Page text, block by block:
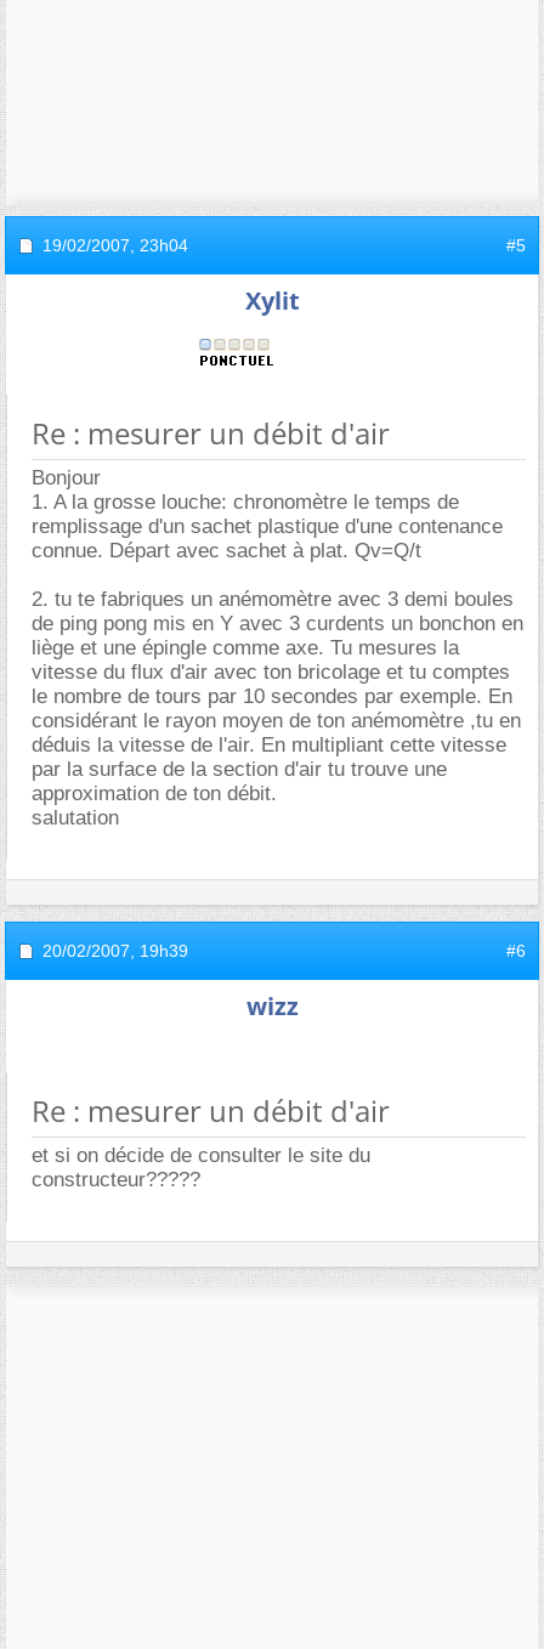
19/02/2007, 23h04 #5
Xylit
Re : mesurer un débit d'air
Bonjour
1. A la grosse louche: chronomètre le temps de
remplissage d'un sachet plastique d'une contenance
connue. Départ avec sachet à plat. Qv=Q/t
2. tu te fabriques un anémomètre avec 3 demi boules
de ping pong mis en Y avec 3 curdents un bonchon en
liège et une épingle comme axe. Tu mesures la
vitesse du flux d'air avec ton bricolage et tu comptes
le nombre de tours par 10 secondes par exemple. En
considérant le rayon moyen de ton anémomètre ,tu en
déduis la vitesse de l'air. En multipliant cette vitesse
par la surface de la section d'air tu trouve une
approximation de ton débit.
salutation
20/02/2007, 19h39 #6
wizz
Re : mesurer un débit d'air
et si on décide de consulter le site du
constructeur?????